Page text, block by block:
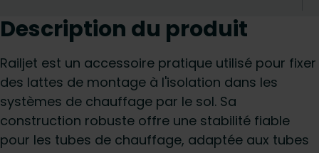
Description du produit
Railjet est un accessoire pratique utilisé pour fixer
des lattes de montage à l'isolation dans les
systèmes de chauffage par le sol. Sa
construction robuste offre une stabilité fiable
pour les tubes de chauffage, adaptée aux tubes